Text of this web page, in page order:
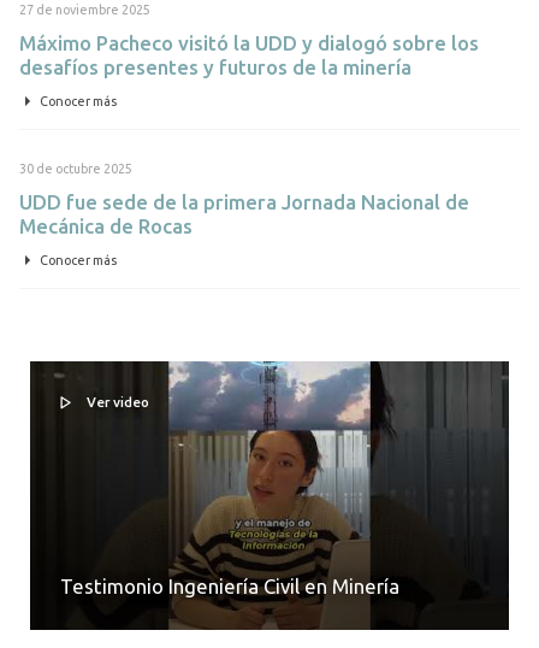
27 de noviembre 2025
Máximo Pacheco visitó la UDD y dialogó sobre los
desafíos presentes y futuros de la minería
Conocer más
30 de octubre 2025
UDD fue sede de la primera Jornada Nacional de
Mecánica de Rocas
Conocer más
Ver video
Testimonio Ingeniería Civil en Minería